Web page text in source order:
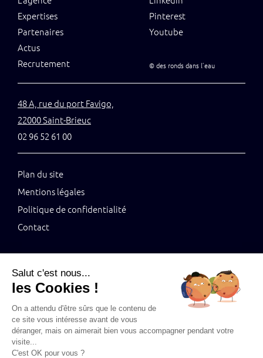
Plan du site
Mentions légales
Politique de confidentialité
Contact
Tenez-vous au jus grâce à notre newsletter
48 A, rue du port Favigo,
22000 Saint-Brieuc
02 96 52 61 00
Expertises
Partenaires
Actus
Recrutement
Pinterest
Youtube
©des ronds dans l’eau
Salut c'est nous...
les Cookies !
On a attendu d'être sûrs que le contenu de
ce site vous intéresse avant de vous
déranger, mais on aimerait bien vous accompagner pendant votre
visite...
C'est OK pour vous ?